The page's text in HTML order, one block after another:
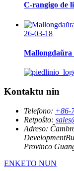
C-rangigo de
26-03-18
Mallongdaŭra
Kontaktu nin
Telefono: +86-
Retpoŝto:
Adreso:
Provinco
ENKETO NUN